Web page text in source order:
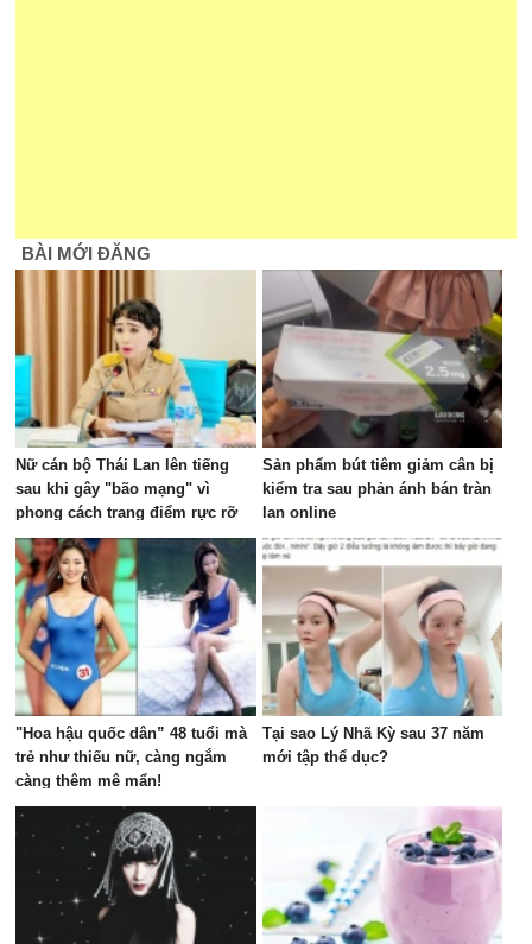
BÀI MỚI ĐĂNG
Nữ cán bộ Thái Lan lên tiếng
sau khi gây "bão mạng" vì
phong cách trang điểm rực rỡ
trong cuộc họp ngân sách
Sản phẩm bút tiêm giảm cân bị
kiểm tra sau phản ánh bán tràn
lan online
"Hoa hậu quốc dân” 48 tuổi mà
trẻ như thiếu nữ, càng ngắm
càng thêm mê mẩn!
Tại sao Lý Nhã Kỳ sau 37 năm
mới tập thể dục?